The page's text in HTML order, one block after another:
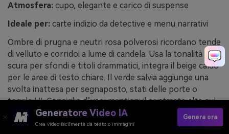
Atmosfera: cupo, elegante e carico di suspense
Ideale per: carte indizio da detective e menu narrativi
Ombre di prugna e neutri rosa polverosi ricordano tende
di velluto e corridoi a lume di candela. Usa la tonalità più
scura per sfondi e titoli drammatici, integra il beige caldo
per le aree di testo chiare. Il verde salvia aggiunge una
svolta inattesa per segnaposto, stati delle porte o
toggle UI. Consiglio d’uso: mantieni il contrasto alto sul
testo indizio così l’atmosfera misteriosa non
compromette la leggibilità.
Generatore Video IA
Crea video facilmente da testo o immagini
Genera ora